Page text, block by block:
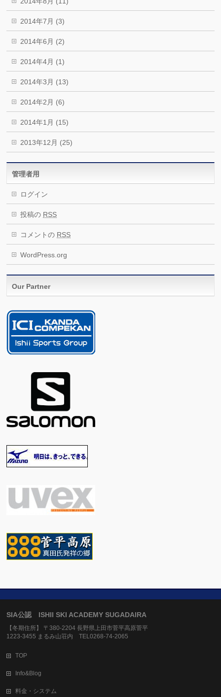
2014年7月 (3)
2014年6月 (2)
2014年4月 (1)
2014年3月 (13)
2014年2月 (6)
2014年1月 (15)
2013年12月 (25)
管理者用
ログイン
投稿の RSS
コメントの RSS
WordPress.org
Our Partner
SIA公認 ISHII SKI ACADEMY SUGADAIRA
【冬期住所】 〒380-2204 長野県上田市菅平高原菅平
1223-3455 まるみ山荘内 TEL0268-74-2065
TOP
Info&Blog
料金・システム